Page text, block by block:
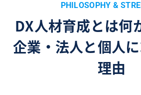
PHILOSOPHY &
DX人材育成とは何
企業・法人と個人
理由